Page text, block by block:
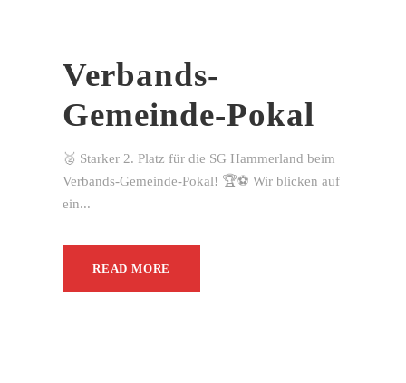
Verbands-
Gemeinde-Pokal
🥈 Starker 2. Platz für die SG Hammerland beim
Verbands-Gemeinde-Pokal! 🏆⚽ Wir blicken auf
ein...
READ MORE